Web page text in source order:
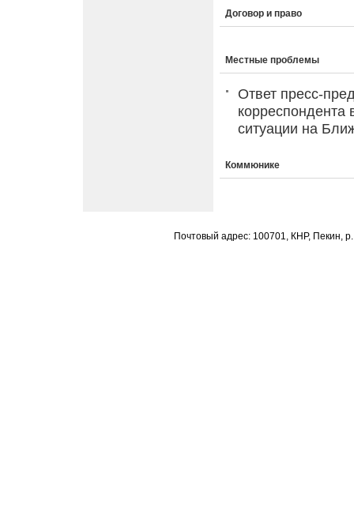
Договор и право
Местные проблемы
Ответ пресс-
корреспондента
ситуации на
Коммюнике
Почтовый адрес: 100701, КНР, Пекин,